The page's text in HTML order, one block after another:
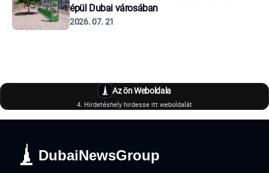
épül Dubai városában
2026. 07. 21
Az ön Weboldala
4. Hirdetéshely hirdesse itt weboldalát
DubaiNewsGroup